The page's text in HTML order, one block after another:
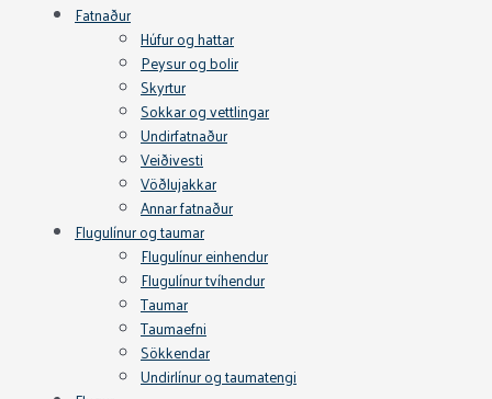
Fatnaður
Húfur og hattar
Peysur og bolir
Skyrtur
Sokkar og vettlingar
Undirfatnaður
Veiðivesti
Vöðlujakkar
Annar fatnaður
Flugulínur og taumar
Flugulínur einhendur
Flugulínur tvíhendur
Taumar
Taumaefni
Sökkendar
Undirlínur og taumatengi